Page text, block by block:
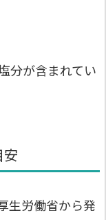
分が含まれてい
生労働省から発